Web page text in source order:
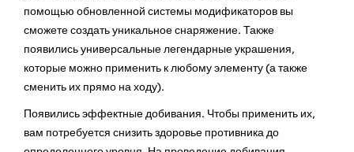
помощью обновленной системы модификаторов вы
сможете создать уникальное снаряжение. Также
появились универсальные легендарные украшения,
которые можно применить к любому элементу (а также
сменить их прямо на ходу).
Появились эффектные добивания. Чтобы применить их,
вам потребуется снизить здоровье противника до